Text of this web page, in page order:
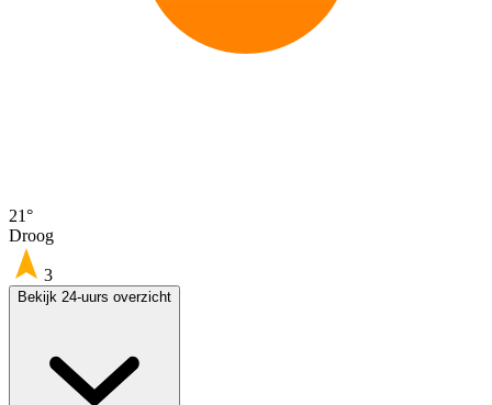
21°
Droog
3
Bekijk 24-uurs overzicht